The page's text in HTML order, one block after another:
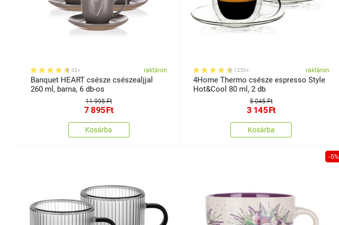
32x raktáron
Banquet HEART csésze csészealjjal
260 ml, barna, 6 db-os
11 995 Ft
7 895Ft
Kosárba
1250x raktáron
4Home Thermo csésze espresso Style
Hot&Cool 80 ml, 2 db
5 045 Ft
3 145Ft
Kosárba
-5%